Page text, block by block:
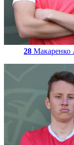
28 Макаренко